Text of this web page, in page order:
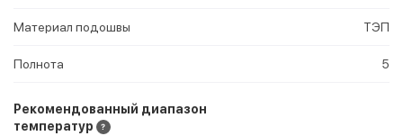
Материал подошвы ТЭП
Полнота 5
Рекомендованный диапазон
температур